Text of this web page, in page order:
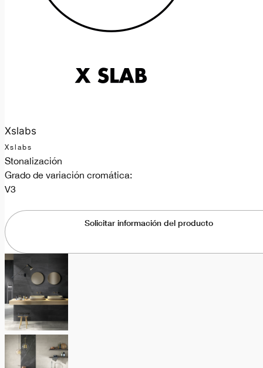
Xslabs
Xslabs
Stonalización
Grado de variación cromática:
V3
Solicitar información del producto